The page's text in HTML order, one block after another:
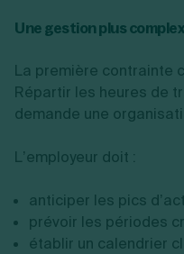
Une gestion plus
La première contrainte
Répartir les heures de
demande une
L’employeur doit :
anticiper les pics
prévoir les périodes
établir un calendrier